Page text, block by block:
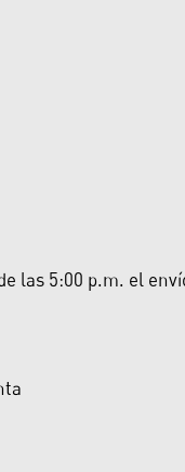
las 5:00 p.m. el